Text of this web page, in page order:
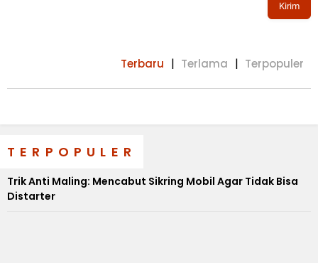
Kirim
Terbaru Terlama Terpopuler
TERPOPULER
Trik Anti Maling: Mencabut Sikring Mobil Agar Tidak Bisa
Distarter